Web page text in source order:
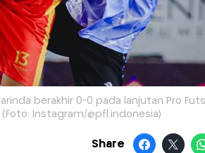
berakhir 0-0 pada lanjutan Pro
(Foto: Instagram/@pfl.indonesia)
Share